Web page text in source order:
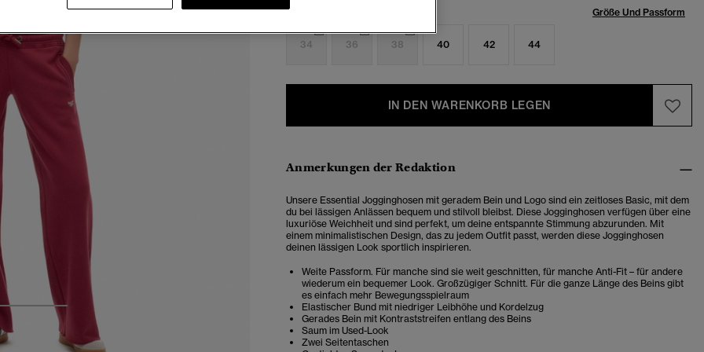
4
Auswählen Größe: Größe Und Passform
34 36 38 40 42 44
IN DEN WARENKORB LEGEN
Anmerkungen der Redaktion
Unsere Essential Jogginghosen mit geradem Bein und Logo sind ein zeitloses Basic, mit dem
du bei lässigen Anlässen bequem und stilvoll bleibst. Diese Jogginghosen verfügen über eine
luxuriöse Weichheit und sind perfekt, um deine entspannte Stimmung abzurunden. Mit
einem minimalistischen Design, das zu jedem Outfit passt, werden diese Jogginghosen
deinen lässigen Look sportlich inspirieren.
Weite Passform. Für manche sind sie weit geschnitten, für manche Anti-Fit – für andere
wiederum ein bequemer Look. Großzügiger Schnitt. Für die ganze Länge des Beins gibt
es einfach mehr Bewegungsspielraum
Elastischer Bund mit niedriger Leibhöhe und Kordelzug
Gerades Bein mit Kontraststreifen entlang des Beins
Saum im Used-Look
Zwei Seitentaschen